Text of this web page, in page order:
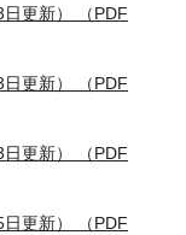
更新） （PDF
更新） （PDF
更新） （PDF
更新） （PDF